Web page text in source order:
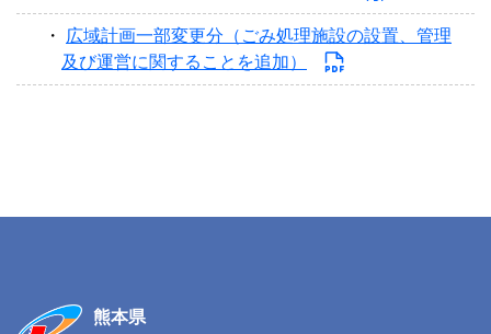
広域計画一部変更分（ごみ処理施設の設置、管理
及び運営に関することを追加）
熊本県